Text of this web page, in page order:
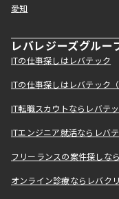
愛知
レバレジーズグルー
ITの仕事探しはレバテック
ITの仕事探しはレバテック
IT転職スカウトならレバテ
ITエンジニア就活ならレバ
フリーランスの案件探しな
オンライン診療ならレバクリ